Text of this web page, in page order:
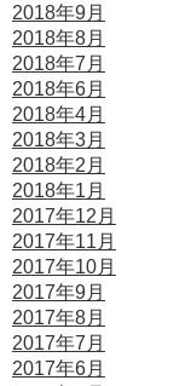
2018年9月
2018年8月
2018年7月
2018年6月
2018年4月
2018年3月
2018年2月
2018年1月
2017年12月
2017年11月
2017年10月
2017年9月
2017年8月
2017年7月
2017年6月